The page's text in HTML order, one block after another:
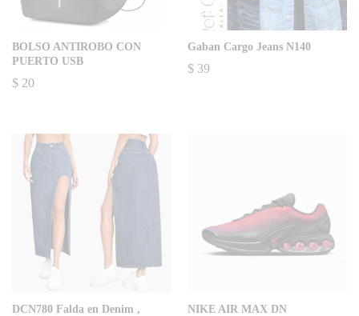
BOLSO ANTIROBO CON
PUERTO USB
$ 20
Gaban Cargo Jeans N140
$ 39
DCN780 Falda en Denim ,
NIKE AIR MAX DN